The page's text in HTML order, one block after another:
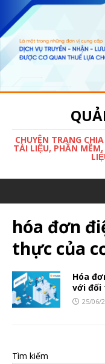
CHUYÊN TRANG
TÀI LIỆU, PHẦN
hóa đơn
thực của
Hóa
với đối
25/06/
Tìm kiếm